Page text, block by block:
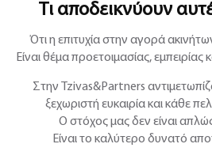
Τι αποδεικνύουν
Ότι η επιτυχία στην αγορά
Είναι θέμα προετοιμασίας,
Στην Tzivas&Partners
ξεχωριστή ευκαιρία και κάθε
Ο στόχος μας δεν είναι
Είναι το καλύτερο δυνατό